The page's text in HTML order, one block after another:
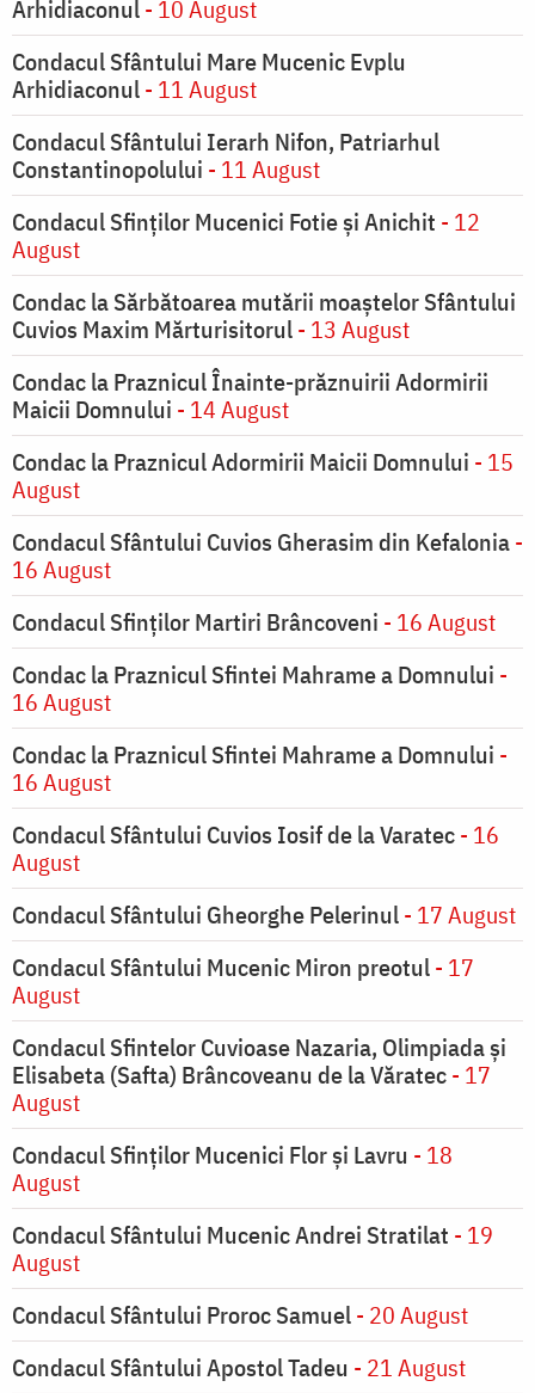
Arhidiaconul- 10 August
Condacul Sfântului Mare Mucenic Evplu
Arhidiaconul- 11 August
Condacul Sfântului Ierarh Nifon, Patriarhul
Constantinopolului - 11 August
Condacul Sfinţilor Mucenici Fotie şi Anichit - 12
August
Condac la Sărbătoarea mutării moaştelor Sfântului
Cuvios Maxim Mărturisitorul- 13 August
Condac la Praznicul Înainte-prăznuirii Adormirii
Maicii Domnului - 14 August
Condac la Praznicul Adormirii Maicii Domnului - 15
August
Condacul Sfântului Cuvios Gherasim din Kefalonia-
16 August
Condacul Sfinților Martiri Brâncoveni - 16 August
Condac la Praznicul Sfintei Mahrame a Domnului -
16 August
Condac la Praznicul Sfintei Mahrame a Domnului -
16 August
Condacul Sfântului Cuvios Iosif de la Varatec- 16
August
Condacul Sfântului Gheorghe Pelerinul- 17 August
Condacul Sfântului Mucenic Miron preotul- 17
August
Condacul Sfintelor Cuvioase Nazaria, Olimpiada și
Elisabeta (Safta) Brâncoveanu de la Văratec- 17
August
Condacul Sfinţilor Mucenici Flor şi Lavru - 18
August
Condacul Sfântului Mucenic Andrei Stratilat - 19
August
Condacul Sfântului Proroc Samuel- 20 August
Condacul Sfântului Apostol Tadeu - 21 August